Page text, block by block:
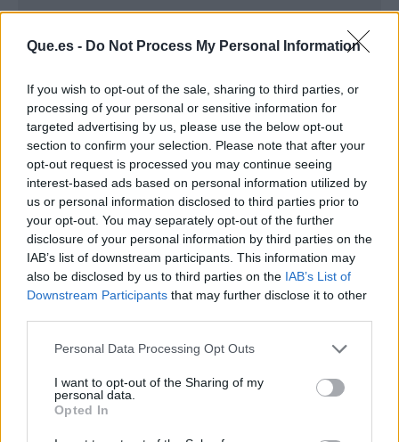
Que.es - Do Not Process My Personal Information
If you wish to opt-out of the sale, sharing to third parties, or
processing of your personal or sensitive information for
targeted advertising by us, please use the below opt-out
section to confirm your selection. Please note that after your
opt-out request is processed you may continue seeing
interest-based ads based on personal information utilized by
us or personal information disclosed to third parties prior to
your opt-out. You may separately opt-out of the further
disclosure of your personal information by third parties on the
IAB’s list of downstream participants. This information may
also be disclosed by us to third parties on the IAB’s List of
Downstream Participants that may further disclose it to other
Personal Data Processing Opt Outs
I want to opt-out of the Sharing of my
personal data.
Opted In
Publicidad